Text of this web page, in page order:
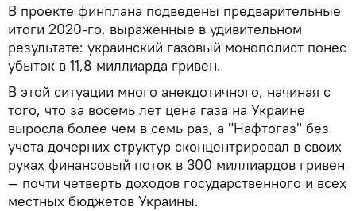
В проекте финплана подведены предварительные
итоги 2020-го, выраженные в удивительном
результате: украинский газовый монополист понес
убыток в 11,8 миллиарда гривен.
В этой ситуации много анекдотичного, начиная с
того, что за восемь лет цена газа на Украине
выросла более чем в семь раз, а "Нафтогаз" без
учета дочерних структур сконцентрировал в своих
руках финансовый поток в 300 миллиардов гривен
— почти четверть доходов государственного и всех
местных бюджетов Украины.